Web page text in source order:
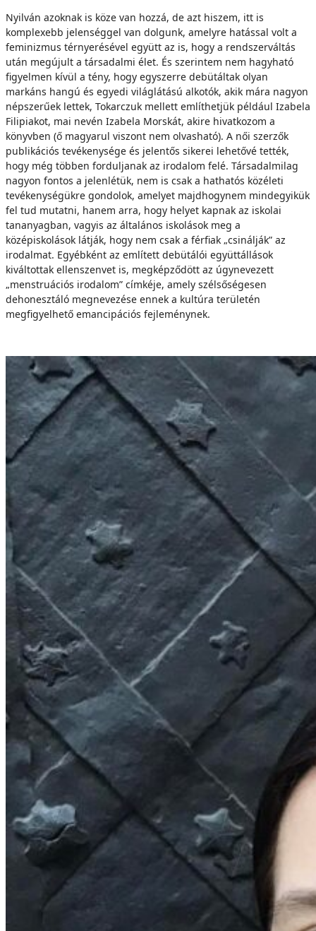
Nyilván azoknak is köze van hozzá, de azt hiszem, itt is
komplexebb jelenséggel van dolgunk, amelyre hatással volt a
feminizmus térnyerésével együtt az is, hogy a rendszerváltás
után megújult a társadalmi élet. És szerintem nem hagyható
figyelmen kívül a tény, hogy egyszerre debütáltak olyan
markáns hangú és egyedi világlátású alkotók, akik mára nagyon
népszerűek lettek, Tokarczuk mellett említhetjük például Izabela
Filipiakot, mai nevén Izabela Morskát, akire hivatkozom a
könyvben (ő magyarul viszont nem olvasható). A női szerzők
publikációs tevékenysége és jelentős sikerei lehetővé tették,
hogy még többen forduljanak az irodalom felé. Társadalmilag
nagyon fontos a jelenlétük, nem is csak a hathatós közéleti
tevékenységükre gondolok, amelyet majdhogynem mindegyikük
fel tud mutatni, hanem arra, hogy helyet kapnak az iskolai
tananyagban, vagyis az általános iskolások meg a
középiskolások látják, hogy nem csak a férfiak „csinálják” az
irodalmat. Egyébként az említett debütálói együttállások
kiváltottak ellenszenvet is, megképződött az úgynevezett
„menstruációs irodalom” címkéje, amely szélsőségesen
dehonesztáló megnevezése ennek a kultúra területén
megfigyelhető emancipációs fejleménynek.